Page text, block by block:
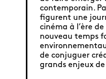
contemporain.
figurent une
cinéma à l’ère
nouveau temps
de conjuguer
grands enjeux